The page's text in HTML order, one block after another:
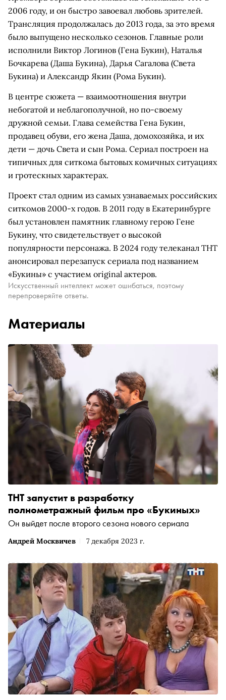
2006 году, и он быстро завоевал любовь зрителей.
Трансляция продолжалась до 2013 года, за это время
было выпущено несколько сезонов. Главные роли
исполнили Виктор Логинов (Гена Букин), Наталья
Бочкарева (Даша Букина), Дарья Сагалова (Света
Букина) и Александр Якин (Рома Букин).
В центре сюжета — взаимоотношения внутри
небогатой и неблагополучной, но по-своему
дружной семьи. Глава семейства Гена Букин,
продавец обуви, его жена Даша, домохозяйка, и их
дети — дочь Света и сын Рома. Сериал построен на
типичных для ситкома бытовых комичных ситуациях
и гротескных характерах.
Проект стал одним из самых узнаваемых российских
ситкомов 2000-х годов. В 2011 году в Екатеринбурге
был установлен памятник главному герою Гене
Букину, что свидетельствует о высокой
популярности персонажа. В 2024 году телеканал ТНТ
анонсировал перезапуск сериала под названием
«Букины» с участием original актеров.
Искусственный интеллект может ошибаться, поэтому
перепроверяйте ответы.
Материалы
Андрей Москвичев 7 декабря 2023 г.
ТНТ запустит в разработку
полнометражный фильм про «Букиных»
Он выйдет после второго сезона нового сериала